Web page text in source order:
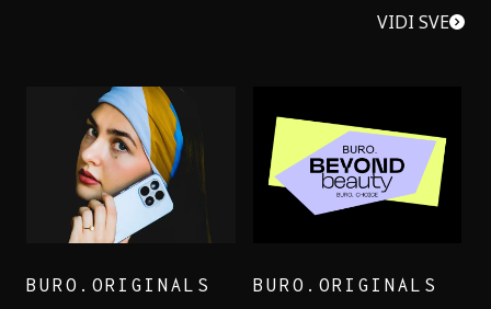
VIDI SVE